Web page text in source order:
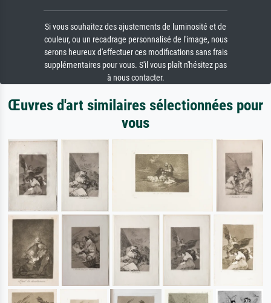
Si vous souhaitez des ajustements de luminosité et de
couleur, ou un recadrage personnalisé de l'image, nous
serons heureux d'effectuer ces modifications sans frais
supplémentaires pour vous. S'il vous plaît n'hésitez pas
à nous contacter.
Œuvres d'art similaires sélectionnées pour
vous